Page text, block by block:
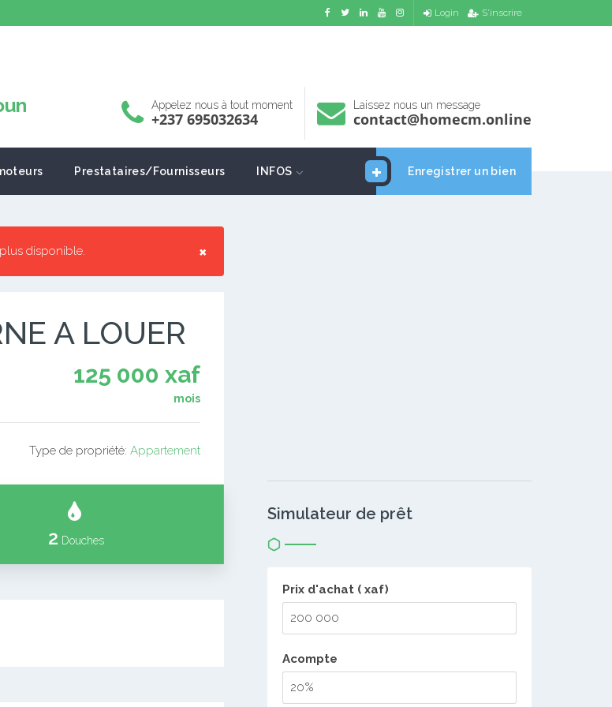
Login S'inscrire
Appelez nous à tout moment
+237 695032634
Laissez nous un message
contact@homecm.online
Enregistrer un bien
Prestataires/Fournisseurs INFOS
×
disponible.
A LOUER
125 000 xaf
mois
Type de propriété: Appartement
2 Douches
Simulateur de prêt
Prix d'achat ( xaf)
Acompte